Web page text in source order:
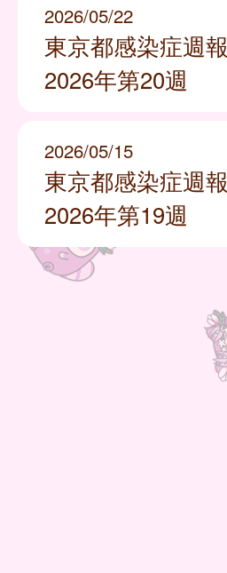
2026/05/22
東京都感染症週報
2026年第20週
2026/05/15
東京都感染症週報
2026年第19週